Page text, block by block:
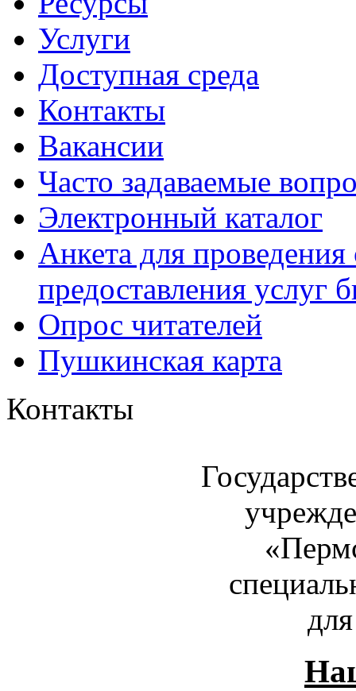
Услуги
Доступная среда
Контакты
Вакансии
Часто задаваемые
Электронный каталог
Анкета для проведения
предоставления услуг
Опрос читателей
Пушкинская карта
Контакты